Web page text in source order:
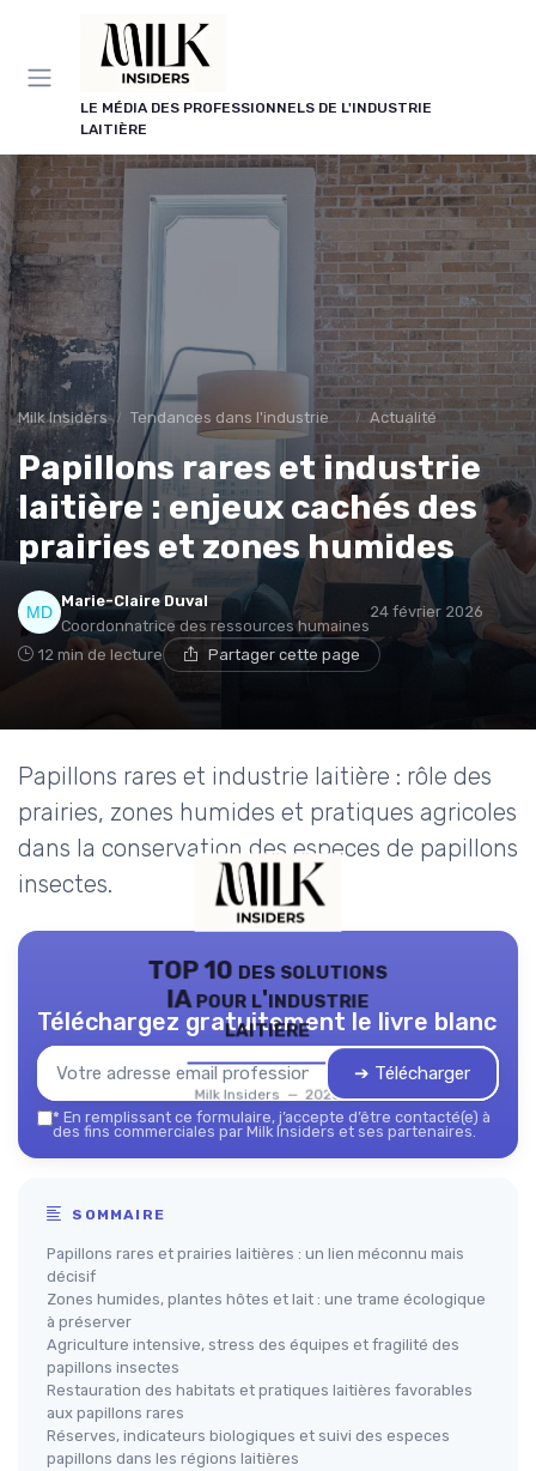
LE MÉDIA DES PROFESSIONNELS DE L'INDUSTRIE
LAITIÈRE
Milk Insiders Tendances dans l'industrie des produits laitiers Actualité
Papillons rares et industrie
laitière : enjeux cachés des
prairies et zones humides
Marie-Claire Duval
Coordonnatrice des ressources humaines
24 février 2026
12 min de lecture Partager cette page
Papillons rares et industrie laitière : rôle des
prairies, zones humides et pratiques agricoles
dans la conservation des especes de papillons
insectes.
TOP 10 des solutions
IA pour l'industrie
laitière
Milk Insiders — 2026
Téléchargez gratuitement le livre blanc
➔ Télécharger
* En remplissant ce formulaire, j’accepte d’être contacté(e) à
des fins commerciales par Milk Insiders et ses partenaires.
SOMMAIRE
Papillons rares et prairies laitières : un lien méconnu mais
décisif
Zones humides, plantes hôtes et lait : une trame écologique
à préserver
Agriculture intensive, stress des équipes et fragilité des
papillons insectes
Restauration des habitats et pratiques laitières favorables
aux papillons rares
Réserves, indicateurs biologiques et suivi des especes
papillons dans les régions laitières